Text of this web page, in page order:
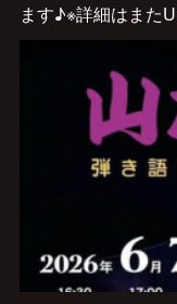
ます♪※詳細はまた